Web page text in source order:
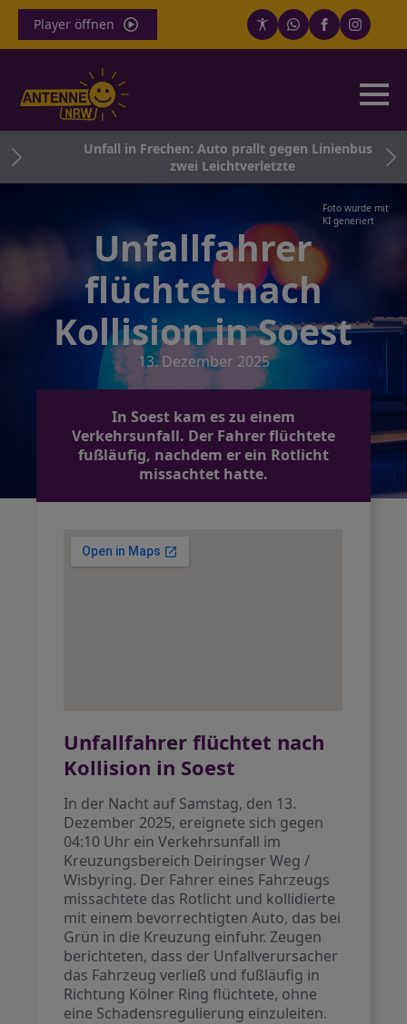
Player öffnen
Unfall in Frechen: Auto prallt gegen Linienbus –
zwei Leichtverletzte
Foto wurde mit
KI generiert
Unfallfahrer
flüchtet nach
Kollision in Soest
13. Dezember 2025
In Soest kam es zu einem
Verkehrsunfall. Der Fahrer flüchtete
fußläufig, nachdem er ein Rotlicht
missachtet hatte.
Unfallfahrer flüchtet nach
Kollision in Soest
In der Nacht auf Samstag, den 13.
Dezember 2025, ereignete sich gegen
04:10 Uhr ein Verkehrsunfall im
Kreuzungsbereich Deiringser Weg /
Wisbyring. Der Fahrer eines Fahrzeugs
missachtete das Rotlicht und kollidierte
mit einem bevorrechtigten Auto, das bei
Grün in die Kreuzung einfuhr. Zeugen
berichteten, dass der Unfallverursacher
das Fahrzeug verließ und fußläufig in
Richtung Kölner Ring flüchtete, ohne
eine Schadensregulierung einzuleiten.